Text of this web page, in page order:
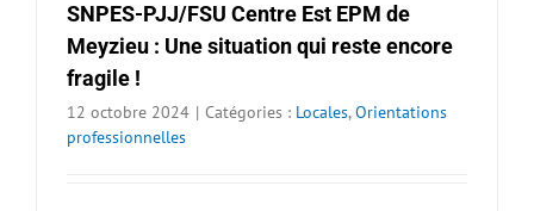
SNPES-PJJ/FSU Centre Est EPM de
Meyzieu : Une situation qui reste encore
fragile !
12 octobre 2024 | Catégories : Locales,Orientations
professionnelles